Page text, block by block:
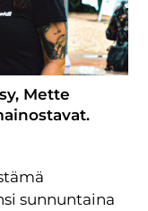
Mette
sunnuntaina